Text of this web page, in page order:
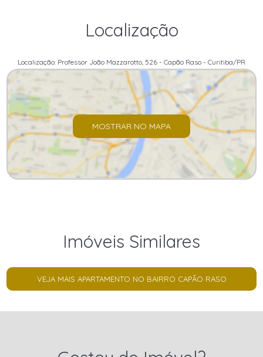
Localização
Localização: Professor João Mazzarotto, 526 - Capão Raso - Curitiba/PR
MOSTRAR NO MAPA
Imóveis Similares
VEJA MAIS APARTAMENTO NO BAIRRO CAPÃO RASO